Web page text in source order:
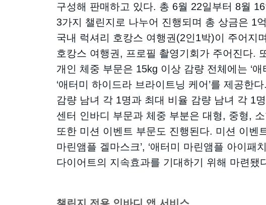
구성해 판매하고 있다. 총 6월 22일부터 8월
3가지 챌린지로 나누어 진행되며 총 상금은 1
국내 럭셔리 호캉스 여행권(2인1박)이 주어지
호캉스 여행권, 프로필 촬영기회가 주어진다.
개인 체중 부문은 15kg 이상 감량 전체에는 ‘
‘애터미 하이드라 브라이트닝 케어’를 제공한
감량 남녀 각 1명과 최대 비율 감량 남녀 각 1
센터 인바디 부문과 체중 부분은 대형, 중형,
또한 미션 이벤트 부문도 진행된다. 미션 이벤
마린앰플 겔마스크’, ‘애터미 마린앰플 아이
다이어트의 지속효과를 기대하기 위해 마련됐